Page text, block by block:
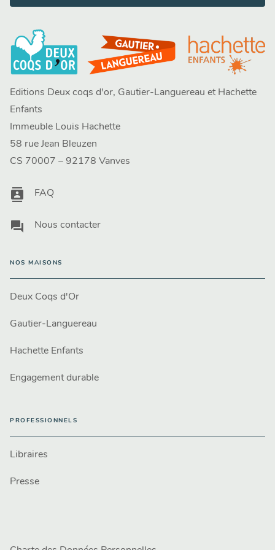
Editions Deux coqs d'or, Gautier-Languereau et Hachette
Enfants
Immeuble Louis Hachette
58 rue Jean Bleuzen
CS 70007 – 92178 Vanves
contacts FAQ
question_answer Nous contacter
NOS MAISONS
Deux Coqs d'Or
Gautier-Languereau
Hachette Enfants
Engagement durable
PROFESSIONNELS
Libraires
Presse